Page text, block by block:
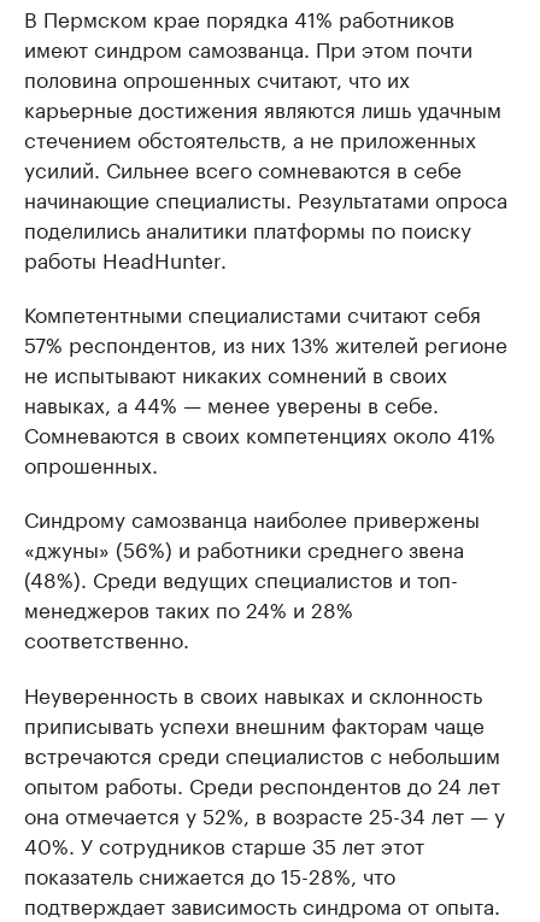
В Пермском крае порядка 41% работников
имеют синдром самозванца. При этом почти
половина опрошенных считают, что их
карьерные достижения являются лишь удачным
стечением обстоятельств, а не приложенных
усилий. Сильнее всего сомневаются в себе
начинающие специалисты. Результатами опроса
поделились аналитики платформы по поиску
работы HeadHunter.
Компетентными специалистами считают себя
57% респондентов, из них 13% жителей регионе
не испытывают никаких сомнений в своих
навыках, а 44% — менее уверены в себе.
Сомневаются в своих компетенциях около 41%
опрошенных.
Синдрому самозванца наиболее привержены
«джуны» (56%) и работники среднего звена
(48%). Среди ведущих специалистов и топ-
менеджеров таких по 24% и 28%
соответственно.
Неуверенность в своих навыках и склонность
приписывать успехи внешним факторам чаще
встречаются среди специалистов с небольшим
опытом работы. Среди респондентов до 24 лет
она отмечается у 52%, в возрасте 25-34 лет — у
40%. У сотрудников старше 35 лет этот
показатель снижается до 15-28%, что
подтверждает зависимость синдрома от опыта.